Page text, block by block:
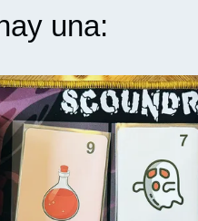
una: